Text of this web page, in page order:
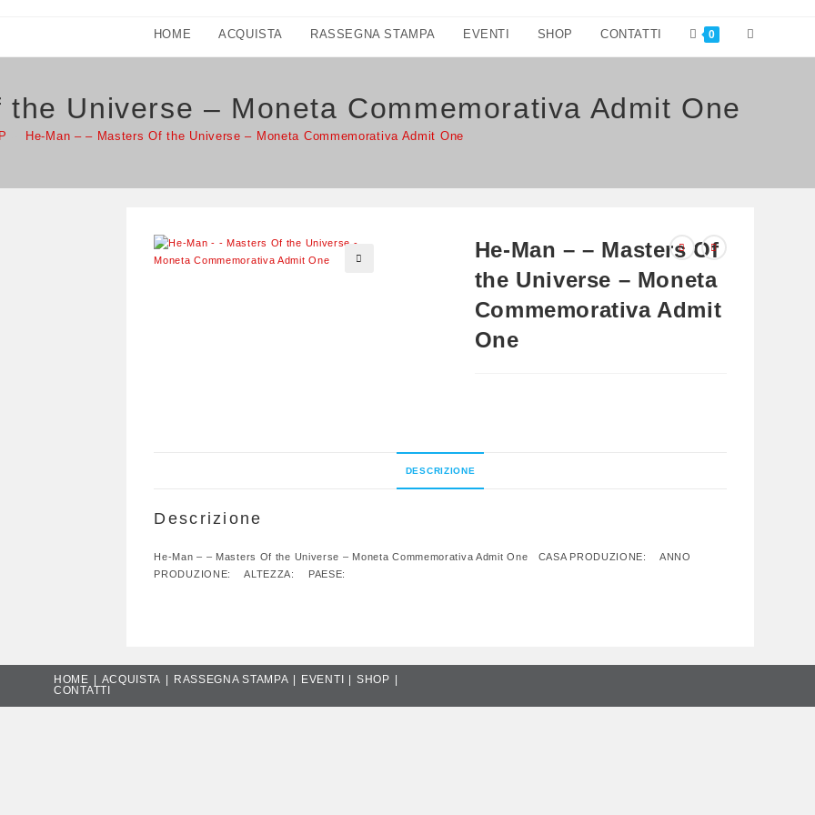
HOME ACQUISTA RASSEGNA STAMPA EVENTI SHOP CONTATTI 0 Attiva/
Universe – Moneta Commemorativa Admit One
He-Man – – Masters Of the Universe – Moneta Commemorativa Admit One
He-Man – – Masters Of
the Universe – Moneta
Commemorativa Admit
One
DESCRIZIONE
Descrizione
He-Man – – Masters Of the Universe – Moneta Commemorativa Admit One CASA PRODUZIONE: ANNO
PRODUZIONE: ALTEZZA: PAESE:
HOME ACQUISTA RASSEGNA STAMPA EVENTI
SHOP
CONTATTI